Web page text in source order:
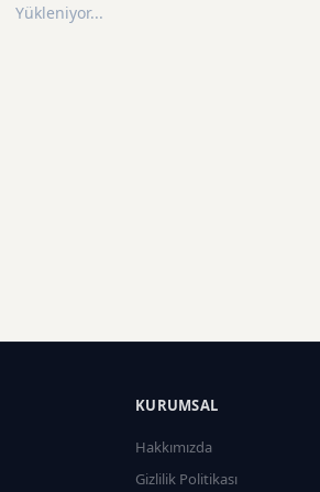
Yükleniyor...
KURUMSAL
Hakkımızda
Gizlilik Politikası